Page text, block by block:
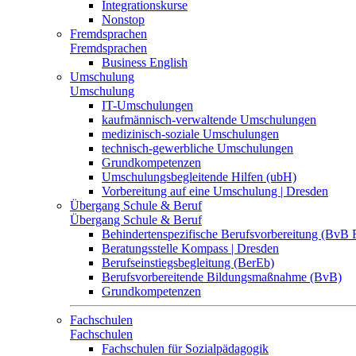
Integrationskurse
Nonstop
Fremdsprachen
Fremdsprachen
Business English
Umschulung
Umschulung
IT-Umschulungen
kaufmännisch-verwaltende Umschulungen
medizinisch-soziale Umschulungen
technisch-gewerbliche Umschulungen
Grundkompetenzen
Umschulungsbegleitende Hilfen (ubH)
Vorbereitung auf eine Umschulung | Dresden
Übergang Schule & Beruf
Übergang Schule & Beruf
Behindertenspezifische Berufsvorbereitung (BvB
Beratungsstelle Kompass | Dresden
Berufseinstiegsbegleitung (BerEb)
Berufsvorbereitende Bildungsmaßnahme (BvB)
Grundkompetenzen
Fachschulen
Fachschulen
Fachschulen für Sozialpädagogik